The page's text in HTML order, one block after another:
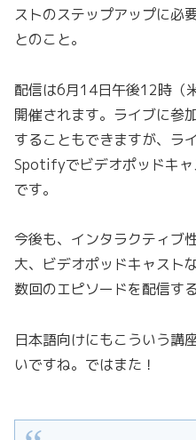
ストのステップアップに必
とのこと。
配信は6月14日午後12時（
開催されます。ライブに参
することもできますが、ラ
Spotifyでビデオポッドキ
です。
今後も、インタラクティブ
大、ビデオポッドキャスト
数回のエピソードを配信す
日本語向けにもこういう講
いですね。ではまた！